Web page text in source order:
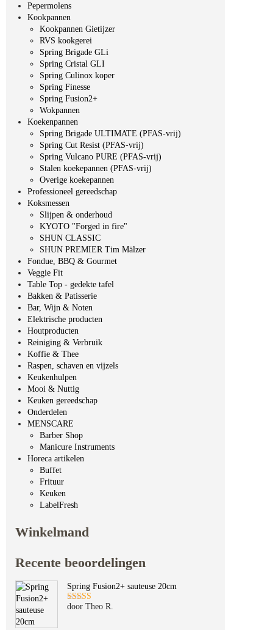
Pepermolens
Kookpannen
Kookpannen Gietijzer
RVS kookgerei
Spring Brigade GLi
Spring Cristal GLI
Spring Culinox koper
Spring Finesse
Spring Fusion2+
Wokpannen
Koekenpannen
Spring Brigade ULTIMATE (PFAS-vrij)
Spring Cut Resist (PFAS-vrij)
Spring Vulcano PURE (PFAS-vrij)
Stalen koekepannen (PFAS-vrij)
Overige koekepannen
Professioneel gereedschap
Koksmessen
Slijpen & onderhoud
KYOTO "Forged in fire"
SHUN CLASSIC
SHUN PREMIER Tim Mälzer
Fondue, BBQ & Gourmet
Veggie Fit
Table Top - gedekte tafel
Bakken & Patisserie
Bar, Wijn & Noten
Elektrische producten
Houtproducten
Reiniging & Verbruik
Koffie & Thee
Raspen, schaven en vijzels
Keukenhulpen
Mooi & Nuttig
Keuken gereedschap
Onderdelen
MENSCARE
Barber Shop
Manicure Instruments
Horeca artikelen
Buffet
Frituur
Keuken
LabelFresh
Winkelmand
Recente beoordelingen
Spring Fusion2+ sauteuse 20cm
Gewaardeerd
door Theo R.